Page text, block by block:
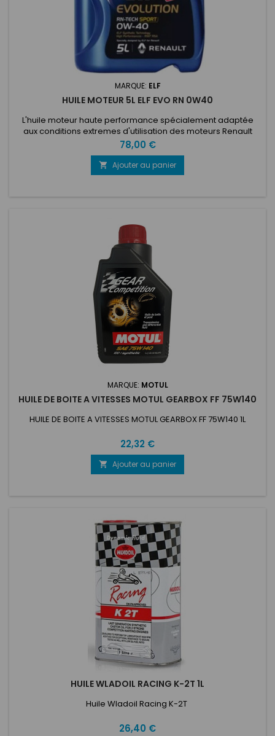
MARQUE: ELF
HUILE MOTEUR 5L ELF EVO RN 0W40
L'huile moteur haute performance spécialement adaptée
aux conditions extremes d'utilisation des moteurs Renault
Sport et Alpine
Prix
78,00 €
 Ajouter au panier
MARQUE: MOTUL
HUILE DE BOITE A VITESSES MOTUL GEARBOX FF 75W140
HUILE DE BOITE A VITESSES MOTUL GEARBOX FF 75W140 1L
Prix
22,32 €
 Ajouter au panier
HUILE WLADOIL RACING K-2T 1L
Huile Wladoil Racing K-2T
Prix
26,40 €